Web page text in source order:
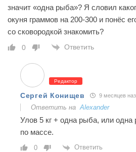
значит «одна рыба»? Я словил
окуня граммов на 200-300 и понёс
со сковородкой знакомить?
0 Ответить
Редактор
Сергей Конищев 9 месяцев
Ответить наAlexander
Улов 5 кг + одна рыба, или одна
по массе.
0 Ответить